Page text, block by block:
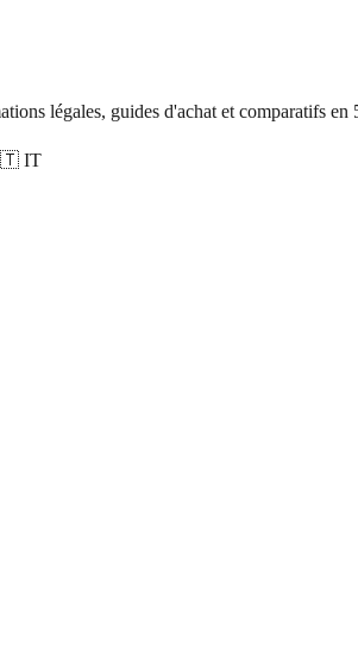
légales, guides d'achat et comparatifs en
IT